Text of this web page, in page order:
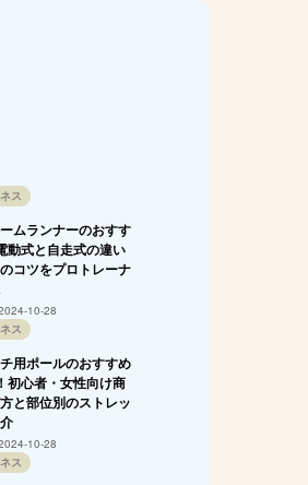
ス
ムランナーのおすす
動式と自走式の違い
コツをプロトレーナ
10-28
ス
用ポールのおすすめ
初心者・女性向け商
と部位別のストレッ
10-28
ス